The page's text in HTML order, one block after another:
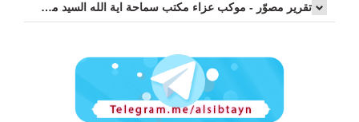
تقرير مصوّر - موكب عزاء مکتب سماحة اية الله السيد مرتضى الموسوي الاصفهاني في يوم إستشهاد السيدة فاطم...